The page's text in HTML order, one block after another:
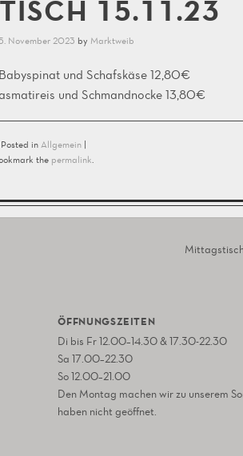
15.11.23
November 2023 by Marktweib
und Schafskäse 12,80€
und Schmandnocke 13,80€
Posted in Allgemein
the permalink.
Mittagstisch
ÖFFNUNGSZEITEN
Di bis Fr 12.00–14.30 & 17.30-22.30
Sa 17.00–22.30
So 12.00–21.00
Den Montag machen wir zu unserem
haben nicht geöffnet.